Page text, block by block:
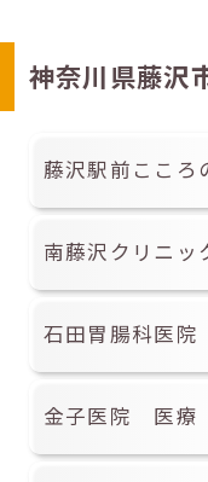
神奈川県藤沢
藤沢駅前こころ
南藤沢クリニッ
石田胃腸科医院
金子医院 医療